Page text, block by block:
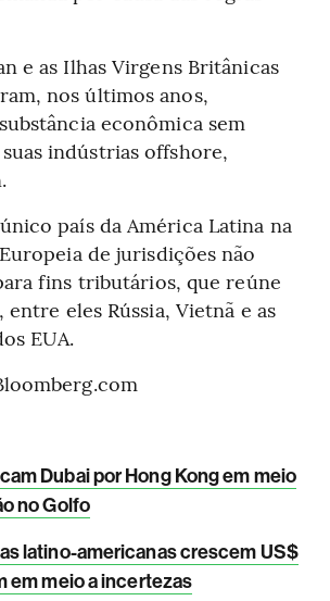
e as Ilhas Virgens Britânicas
nos últimos anos,
econômica sem
indústrias offshore,
país da América Latina na
de jurisdições não
fins tributários, que reúne
eles Rússia, Vietnã e as
EUA.
Dubai por Hong Kong em meio
no Golfo
latino-americanas crescem US$
em meio a incertezas